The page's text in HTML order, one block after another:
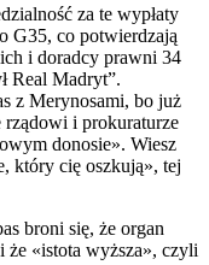
za te wypłaty
G35, co potwierdzają
i doradcy prawni 34
Real Madryt”.
z Merynosami, bo już
rządowi i prokuraturze
donosie». Wiesz
który cię oszkują», tej
broni się, że organ
że «istota wyższa», czyli